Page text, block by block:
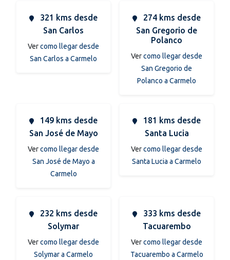
321 kms desde
San Carlos
Vercomo llegar desde
San Carlos a Carmelo
274 kms desde
San Gregorio de
Polanco
Vercomo llegar desde
San Gregorio de
Polanco a Carmelo
149 kms desde
San José de Mayo
Vercomo llegar desde
San José de Mayo a
Carmelo
181 kms desde
Santa Lucia
Vercomo llegar desde
Santa Lucia a Carmelo
232 kms desde
Solymar
Vercomo llegar desde
Solymar a Carmelo
333 kms desde
Tacuarembo
Vercomo llegar desde
Tacuarembo a Carmelo